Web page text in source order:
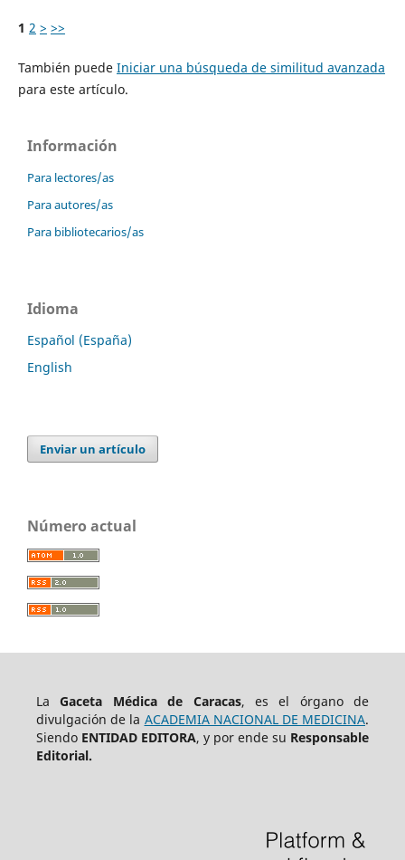
1 2 > >>
También puede Iniciar una búsqueda de similitud avanzada
para este artículo.
Información
Para lectores/as
Para autores/as
Para bibliotecarios/as
Idioma
Español (España)
English
Enviar un artículo
Número actual
LaGaceta Médica de Caracas, es el órgano de
divulgación de la ACADEMIA NACIONAL DE MEDICINA.
Siendo ENTIDAD EDITORA, y por ende su Responsable
Editorial.